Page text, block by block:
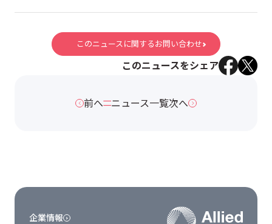
このニュースに関するお問い合わせ
このニュースをシェア
前へ ニュース一覧次へ
企業情報